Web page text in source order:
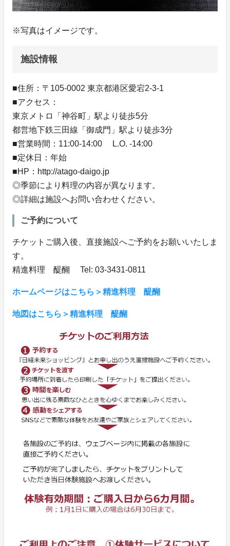
※写真はイメージです。
施設情報
■住所：〒105-0002 東京都港区愛宕2-3-1
■アクセス：
東京メトロ「神谷町」駅より徒歩5分
都営地下鉄三田線「御成門」駅より徒歩3分
■営業時間：11:00-14:00 L.O. -14:00
■定休日：年始
■HP：http://atago-daigo.jp
◎季節により料理の内容が異なります。
◎詳細は施設へお問い合わせください。
ご予約について
チケットご購入後、直接施設へご予約をお願いいたしま
す。
精進料理 醍醐 Tel: 03-3431-0811
ホームページはこちら＞精進料理 醍醐
地図はこちら＞精進料理 醍醐